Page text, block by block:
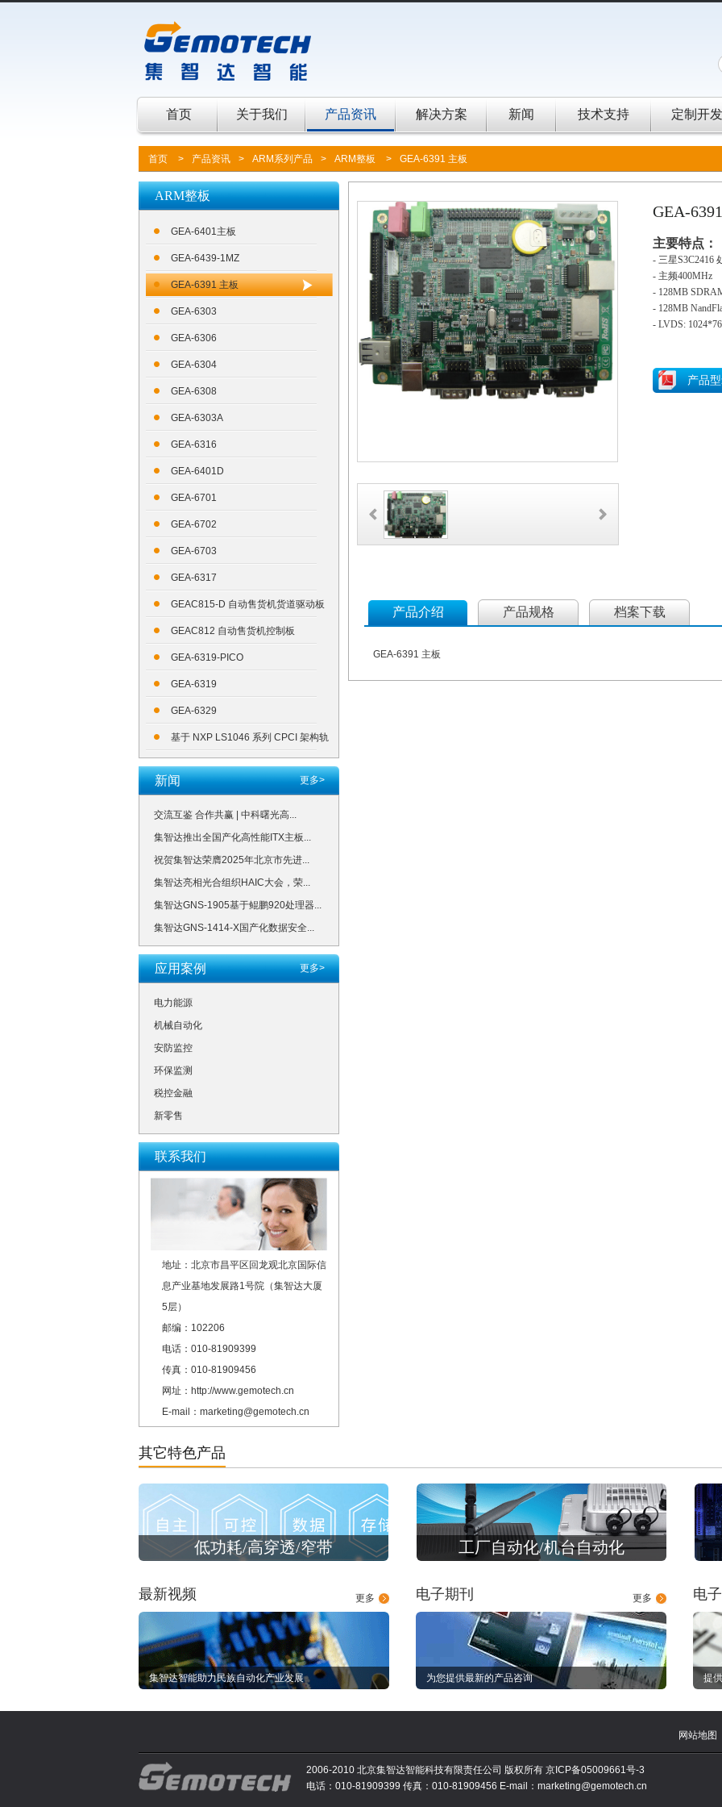
首页 关于我们 产品资讯 解决方案 新闻 技术支持 定制开发
首页 > 产品资讯 > ARM系列产品 > ARM整板 > GEA-6391 主板
ARM整板
GEA-6401主板
GEA-6439-1MZ
GEA-6391 主板
GEA-6303
GEA-6306
GEA-6304
GEA-6308
GEA-6303A
GEA-6316
GEA-6401D
GEA-6701
GEA-6702
GEA-6703
GEA-6317
GEAC815-D 自动售货机货道驱动板
GEAC812 自动售货机控制板
GEA-6319-PICO
GEA-6319
GEA-6329
基于 NXP LS1046 系列 CPCI 架构轨
道交通专用板卡
更多>
新闻
交流互鉴 合作共赢 | 中科曙光高...
集智达推出全国产化高性能ITX主板...
祝贺集智达荣膺2025年北京市先进...
集智达亮相光合组织HAIC大会，荣...
集智达GNS-1905基于鲲鹏920处理器...
集智达GNS-1414-X国产化数据安全...
更多>
应用案例
电力能源
机械自动化
安防监控
环保监测
税控金融
新零售
联系我们
地址：北京市昌平区回龙观北京国际信
息产业基地发展路1号院（集智达大厦
5层）
邮编：102206
电话：010-81909399
传真：010-81909456
网址：http://www.gemotech.cn
E-mail：marketing@gemotech.cn
GEA-
主要特点：
- 三星S3C2416
- 主频400MHz
- 128MB
- 128MB
- LVDS:
产品
产品介绍 产品规格 档案下载
GEA-6391 主板
其它特色产品
低功耗/高穿透/窄带 工厂自动化/机台自动化
更多
最新视频
集智达智能助力民族自动化产业发展
更多
电子期刊
为您提供最新的产品咨询
电
提
网站地图
2006-2010 北京集智达智能科技有限责任公司 版权所有 京ICP备05009661号-3
电话：010-81909399 传真：010-81909456 E-mail：marketing@gemotech.cn